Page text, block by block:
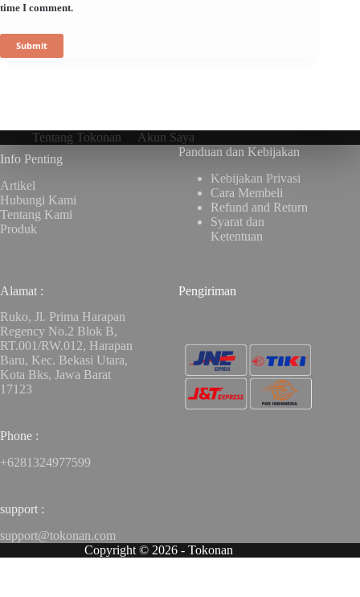
time I comment.
Submit
Tentang Tokonan
Akun Saya
Info Penting
Artikel
Hubungi Kami
Tentang Kami
Produk
Panduan dan Kebijakan
Kebijakan Privasi
Cara Membeli
Refund and Return
Syarat dan
Ketentuan
Alamat :
Ruko, Jl. Prima Harapan
Regency No.2 Blok B,
RT.001/RW.012, Harapan
Baru, Kec. Bekasi Utara,
Kota Bks, Jawa Barat
17123
Phone :
+6281324977599
support :
support@tokonan.com
Pengiriman
Copyright © 2026 - Tokonan